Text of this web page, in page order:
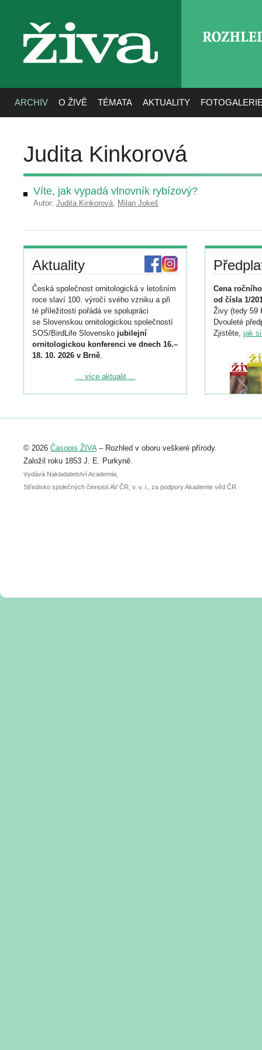
živa
ARCHIV O ŽIVĚ TÉMATA AKTUALITY
Judita Kinkorová
Víte, jak vypadá vlnovník rybízový?
Autor: Judita Kinkorová, Milan Jokeš
Aktuality
Česká společnost ornitologická v letošním
roce slaví 100. výročí svého vzniku a při
té příležitosti pořádá ve spolupráci
se Slovenskou ornitologickou společností
SOS/BirdLife Slovensko jubilejní
ornitologickou konferenci ve dnech 16.–
18. 10. 2026 v Brně.
Podrobnější informace ke konferenci
Registrovat se můžete do 6. září.
abstraktu přihlášené přednášky nebo
posteru je už 30. června.
... více aktualit ...
Cena
od čísla 1/
Živy (tedy 59
Dvouleté
Zjistěte, jak
© 2026 Časopis ŽIVA– Rozhled v oboru veškeré přírody.
Založil roku 1853 J. E. Purkyně.
Vydává Nakladatelství Academia,
Středisko společných činností AV ČR, v. v. i., za podpory Akademie věd ČR.